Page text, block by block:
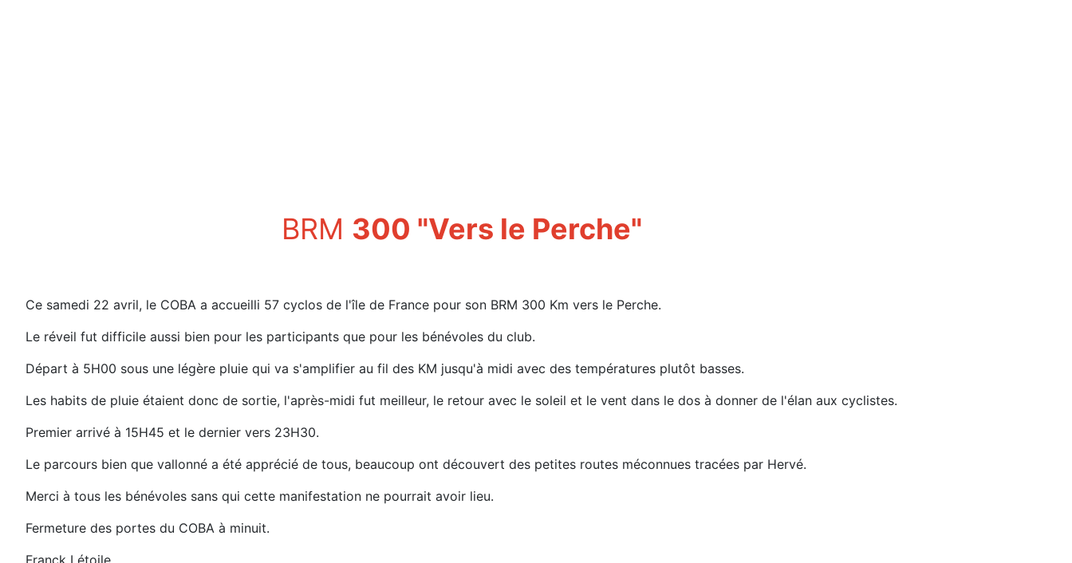
BRM 300 "Vers le Perche"
Ce samedi 22 avril, le COBA a accueilli 57 cyclos de l'île de France pour son BRM 300 Km vers le Perche.
Le réveil fut difficile aussi bien pour les participants que pour les bénévoles du club.
Départ à 5H00 sous une légère pluie qui va s'amplifier au fil des KM jusqu'à midi avec des températures plutôt basses.
Les habits de pluie étaient donc de sortie, l'après-midi fut meilleur, le retour avec le soleil et le vent dans le dos à donner de l'élan aux cyclistes.
Premier arrivé à 15H45 et le dernier vers 23H30.
Le parcours bien que vallonné a été apprécié de tous, beaucoup ont découvert des petites routes méconnues tracées par Hervé.
Merci à tous les bénévoles sans qui cette manifestation ne pourrait avoir lieu.
Fermeture des portes du COBA à minuit.
Franck Létoile